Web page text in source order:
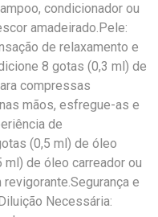
condicionador ou
amadeirado.Pele:
de relaxamento e
8 gotas (0,3 ml) de
compressas
mãos, esfregue-as e
de
(0,5 ml) de óleo
de óleo carreador ou
e
Necessária: